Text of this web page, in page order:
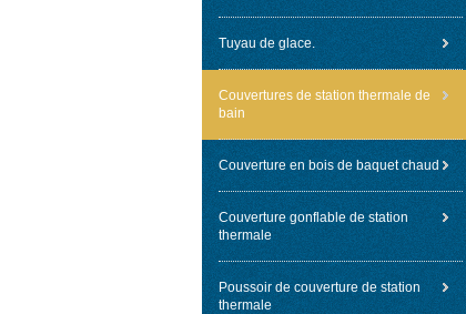
Tuyau de glace.
Couvertures de station thermale de
bain
Couverture en bois de baquet chaud
Couverture gonflable de station
thermale
Poussoir de couverture de station
thermale